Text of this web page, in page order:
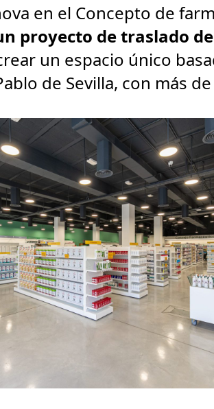
en el Concepto de
proyecto de traslado
un espacio único
de Sevilla, con más